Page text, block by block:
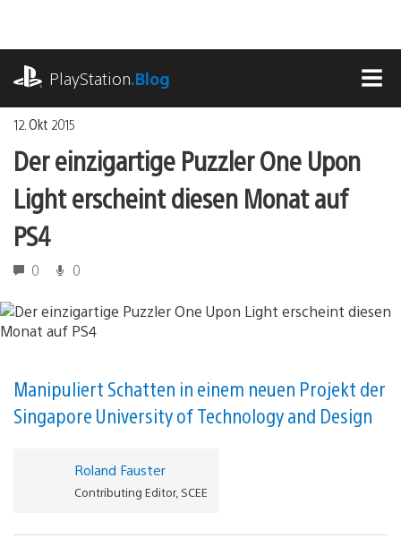
springen
PlayStation.Blog
12. Okt 2015
Der einzigartige Puzzler One Upon
Light erscheint diesen Monat auf
PS4
0 0
Manipuliert Schatten in einem neuen Projekt der
Singapore University of Technology and Design
Roland Fauster
Contributing Editor, SCEE